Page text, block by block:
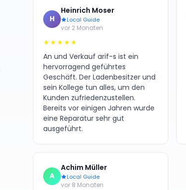
H
Heinrich Moser
Local Guide
vor 2 Monaten
★★★★★
An und Verkauf arif-s ist ein
hervorragend geführtes
Geschäft. Der Ladenbesitzer und
sein Kollege tun alles, um den
Kunden zufriedenzustellen.
Bereits vor einigen Jahren wurde
eine Reparatur sehr gut
ausgeführt.
A
Achim Müller
Local Guide
vor 8 Monaten